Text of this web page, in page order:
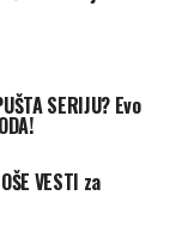
SERIJU? Evo
VESTI za